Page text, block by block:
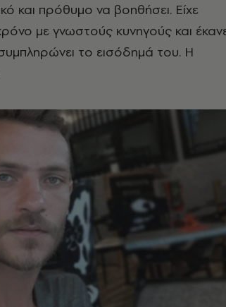
και πρόθυμο να βοηθήσει. Είχε
με γνωστούς κυνηγούς και
το εισόδημά του. Η